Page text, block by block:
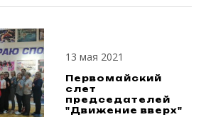
13 мая 2021
Первомайский
слет
председателей
"Движение вверх"